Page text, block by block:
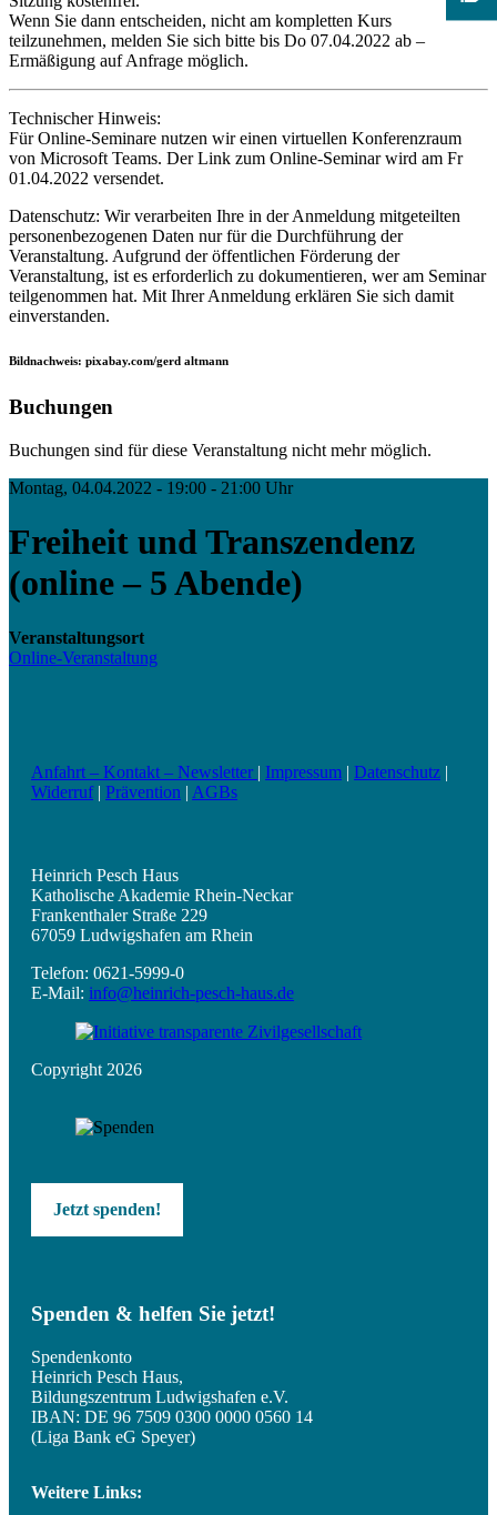
Wenn Sie dann entscheiden, nicht am kompletten Kurs
teilzunehmen, melden Sie sich bitte bis Do 07.04.2022 ab –
Ermäßigung auf Anfrage möglich.
Technischer Hinweis:
Für Online-Seminare nutzen wir einen virtuellen Konferenzraum
von Microsoft Teams. Der Link zum Online-Seminar wird am Fr
01.04.2022 versendet.
Datenschutz: Wir verarbeiten Ihre in der Anmeldung mitgeteilten
personenbezogenen Daten nur für die Durchführung der
Veranstaltung. Aufgrund der öffentlichen Förderung der
Veranstaltung, ist es erforderlich zu dokumentieren, wer am Seminar
teilgenommen hat. Mit Ihrer Anmeldung erklären Sie sich damit
einverstanden.
Bildnachweis: pixabay.com/gerd altmann
Buchungen
Buchungen sind für diese Veranstaltung nicht mehr möglich.
Montag, 04.04.2022 - 19:00 - 21:00 Uhr
Freiheit und Transzendenz
(online – 5 Abende)
Veranstaltungsort
Online-Veranstaltung
Anfahrt – Kontakt – Newsletter | Impressum | Datenschutz |
Widerruf| Prävention | AGBs
Heinrich Pesch Haus
Katholische Akademie Rhein-Neckar
Frankenthaler Straße 229
67059 Ludwigshafen am Rhein
Telefon: 0621-5999-0
E-Mail: info@heinrich-pesch-haus.de
Copyright 2026
Jetzt spenden!
Spenden & helfen Sie jetzt!
Spendenkonto
Heinrich Pesch Haus,
Bildungszentrum Ludwigshafen e.V.
IBAN: DE 96 7509 0300 0000 0560 14
(Liga Bank eG Speyer)
Weitere Links: